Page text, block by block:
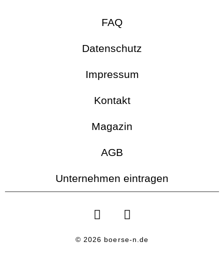
FAQ
Datenschutz
Impressum
Kontakt
Magazin
AGB
Unternehmen eintragen
© 2026 boerse-n.de